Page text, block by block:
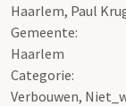
Haarlem, Paul
Gemeente:
Haarlem
Categorie:
Verbouwen,